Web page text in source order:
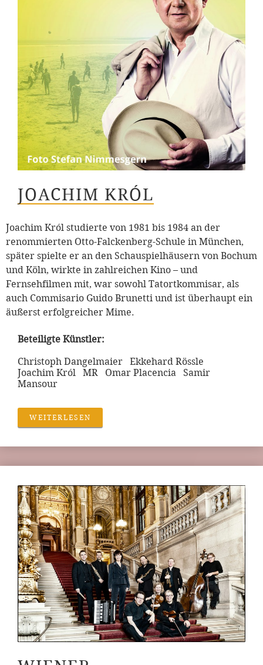
JOACHIM KRÓL
Joachim Król studierte von 1981 bis 1984 an der
renommierten Otto-Falckenberg-Schule in München,
später spielte er an den Schauspielhäusern von Bochum
und Köln, wirkte in zahlreichen Kino – und
Fernsehfilmen mit, war sowohl Tatortkommisar, als
auch Commisario Guido Brunetti und ist überhaupt ein
äußerst erfolgreicher Mime.
Beteiligte Künstler:
Christoph Dangelmaier Ekkehard Rössle
Joachim Król MR Omar Placencia Samir
Mansour
WEITERLESEN